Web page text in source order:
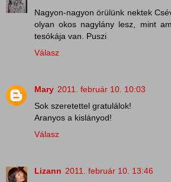
Nagyon-nagyon örülünk nektek
olyan okos nagylány lesz, mint
tesókája van. Puszi
Válasz
Mary 2011. február 10. 10:03
Sok szeretettel gratulálok!
Aranyos a kislányod!
Válasz
Lizann 2011. február 10. 13:46